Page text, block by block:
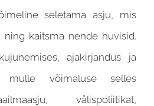
seletama asju, mis
kaitsma nende huvisid.
ajakirjandus ja
mulle võimaluse selles
välispoliitikat,